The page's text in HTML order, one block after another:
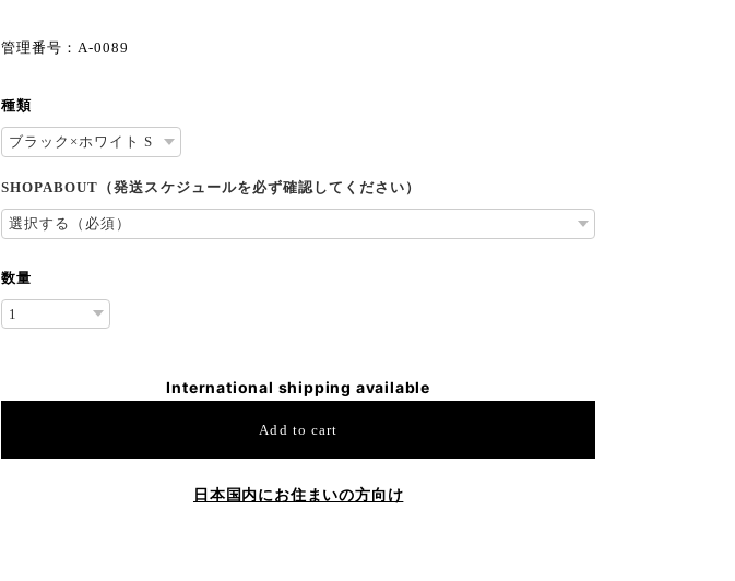
管理番号：A-0089
種類
SHOPABOUT（発送スケジュールを必ず確認してください）
数量
International shipping available
Add to cart
日本国内にお住まいの方向け